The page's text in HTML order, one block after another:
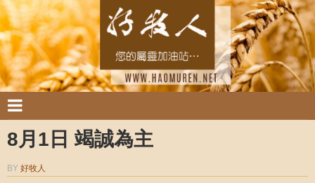
8月1日 竭誠為主
BY 好牧人